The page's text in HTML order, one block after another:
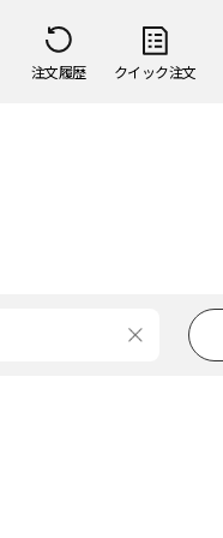
注文履歴 クイック注文